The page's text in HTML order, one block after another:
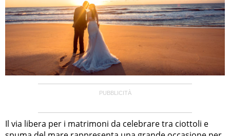
Il via libera per i matrimoni da celebrare tra ciottoli e